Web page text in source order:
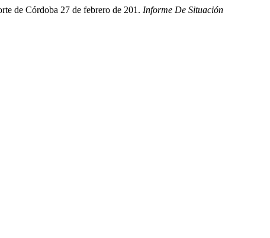
de Córdoba 27 de febrero de 201. Informe De Situación